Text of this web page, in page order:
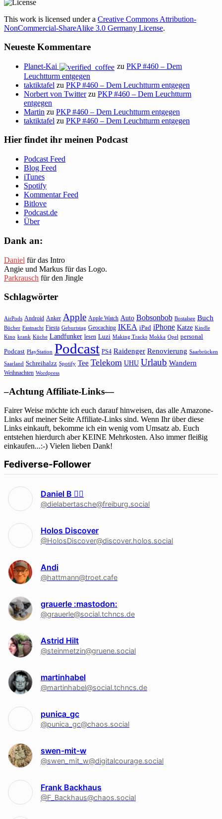
This work is licensed under a Creative Commons Attribution-
NonCommercial-ShareAlike 3.0 Germany License.
Neueste Kommentare
Planet-Kai zuPKP #460 – Dem
Leuchtturm entgegen
taktiktafel zu PKP #460 – Dem Leuchtturm entgegen
Norbert von Twitterzu PKP #460 – Dem Leuchtturm
entgegen
Martin zu PKP #460 – Dem Leuchtturm entgegen
taktiktafel zu PKP #460 – Dem Leuchtturm entgegen
Hier findet ihr meinen Podcast
Podcast Feed
Blog Feed
iTunes
Spotify
Kommentar Feed
Bitlove
Podcast.de
Über
Dank an:
Daniel für das Intro
Angie und Markus für das Logo.
Parkrausch für den Jingle
Schlagwörter
AirPods Android Anker Apple Apple Watch Auto Bobsonbob Bostalsee Buch
Bücher Fastnacht Fiesta Geburtstag Geocaching IKEA iPad iPhone Katze Kindle
Kino krank Küche Landfunker lesen Luzi Making Tracks Mokka Opel personal
Podcast PlayStation Podcast PS4 Raidenger Renovierung Saarbrücken
Saarland Schreihalzz Spotify Tee Telekom UHU Urlaub Wandern
Weihnachten Wordpress
–Achtung Affiliate-Links—
Fairer Weise möchte ich euch darauf hinweisen, das alle Amazone-
Links auf meiner Seite Affiliate-Links sind. Wenn Ihr über diese
Links einkauft, bekomme ich ein wenig vom Umsatz ab. Euch
entstehen hierdurch aber KEINE Mehrkosten. Also immer fleißig
einkaufen...:-) Vielen lieben Dank!
Fediverse-Follower
Daniel B 🏳‍🌈
@dielabertasche@freiburg.social
Holos Discover
@HolosDiscover@discover.holos.social
Andi
@hattmann@troet.cafe
grauerle :mastodon:
@grauerle@social.tchncs.de
Astrid Hilt
@steinmetzin@gruene.social
martinhabel
@martinhabel@social.tchncs.de
punica_gc
@punica_gc@chaos.social
swen-mit-w
@swen_mit_w@digitalcourage.social
Frank Backhaus
@F_Backhaus@chaos.social